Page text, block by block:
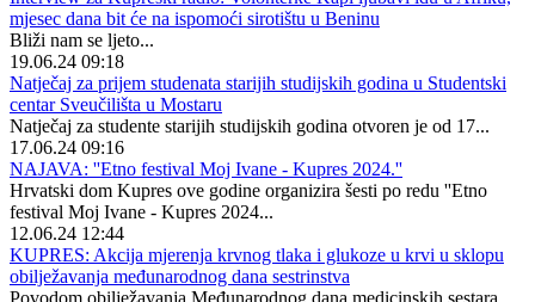
mjesec dana bit će na ispomoći sirotištu u Beninu
Bliži nam se ljeto...
19.06.24 09:18
Natječaj za prijem studenata starijih studijskih godina u Studentski
centar Sveučilišta u Mostaru
Natječaj za studente starijih studijskih godina otvoren je od 17...
17.06.24 09:16
NAJAVA: ''Etno festival Moj Ivane - Kupres 2024.''
Hrvatski dom Kupres ove godine organizira šesti po redu ''Etno
festival Moj Ivane - Kupres 2024...
12.06.24 12:44
KUPRES: Akcija mjerenja krvnog tlaka i glukoze u krvi u sklopu
obilježavanja međunarodnog dana sestrinstva
Povodom obilježavanja Međunarodnog dana medicinskih sestara